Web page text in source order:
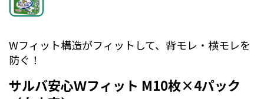
Wフィット構造がフィットして、背モレ・横モレを
防ぐ！
サルバ安心Ｗフィット M10枚×4パック